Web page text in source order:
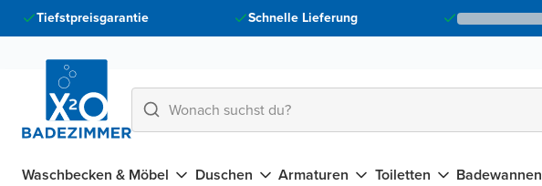
Tiefstpreisgarantie Schnelle Lieferung
Waschbecken & Möbel Duschen Armaturen Toiletten Badewannen